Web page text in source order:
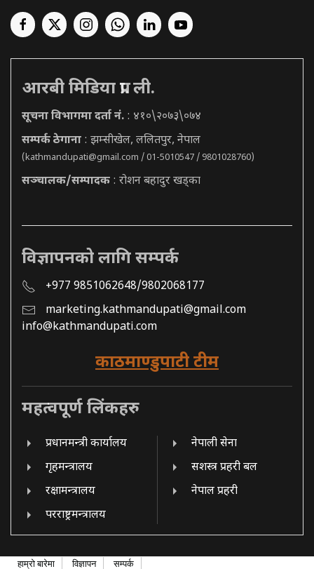
आरबी मिडिया प्रा. ली.
सूचना विभागमा दर्ता नं. : ४१०\२०७३\०७४
सम्पर्क ठेगाना : झम्सीखेल, ललितपुर, नेपाल
(kathmandupati@gmail.com / 01-5010547 / 9801028760)
सञ्चालक/सम्पादक : रोशन बहादुर खड्का
विज्ञापनको लागि सम्पर्क
+977 9851062648/9802068177
marketing.kathmandupati@gmail.com
info@kathmandupati.com
काठमाण्डुपाटी टीम
महत्वपूर्ण लिंकहरु
प्रधानमन्त्री कार्यालय
गृहमन्त्रालय
रक्षामन्त्रालय
परराष्ट्रमन्त्रालय
नेपाली सेना
सशस्त्र प्रहरी बल
नेपाल प्रहरी
हाम्रो बारेमा विज्ञापन सम्पर्क